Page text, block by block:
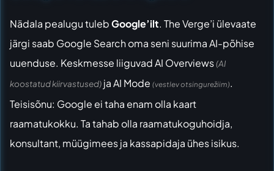
Nädala pealugu tulebGoogle’ilt. The Verge’i ülevaate
järgi saab Google Search oma seni suurima AI-põhise
uuenduse. Keskmesse liiguvad AI Overviews(AI
koostatud kiirvastused) ja AI Mode (vestlev otsingurežiim).
Teisisõnu: Google ei taha enam olla kaart
raamatukokku. Ta tahab olla raamatukoguhoidja,
konsultant, müügimees ja kassapidaja ühes isikus.